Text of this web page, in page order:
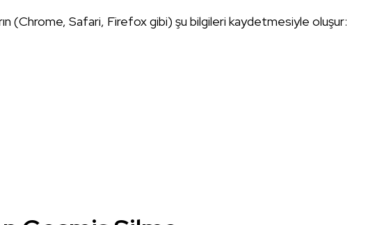
(Chrome, Safari, Firefox gibi) şu bilgileri kaydetmesiyle oluşur: